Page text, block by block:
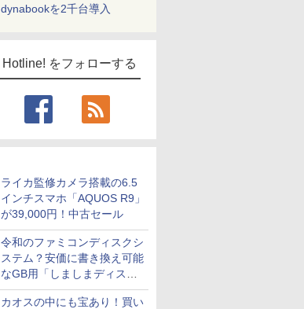
dynabookを2千台導入
をフォローする
ライカ監修カメラ搭載の6.5
インチスマホ「AQUOS R9」
が39,000円！中古セール
令和のファミコンディスクシ
ステム？安価に書き換え可能
なGB用「しましまディスク
システム」
カオスの中にも宝あり！買い